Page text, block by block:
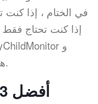
في الختام ، إذا
iCloud.com هما الأكثر فعالية بالنسبة لك.